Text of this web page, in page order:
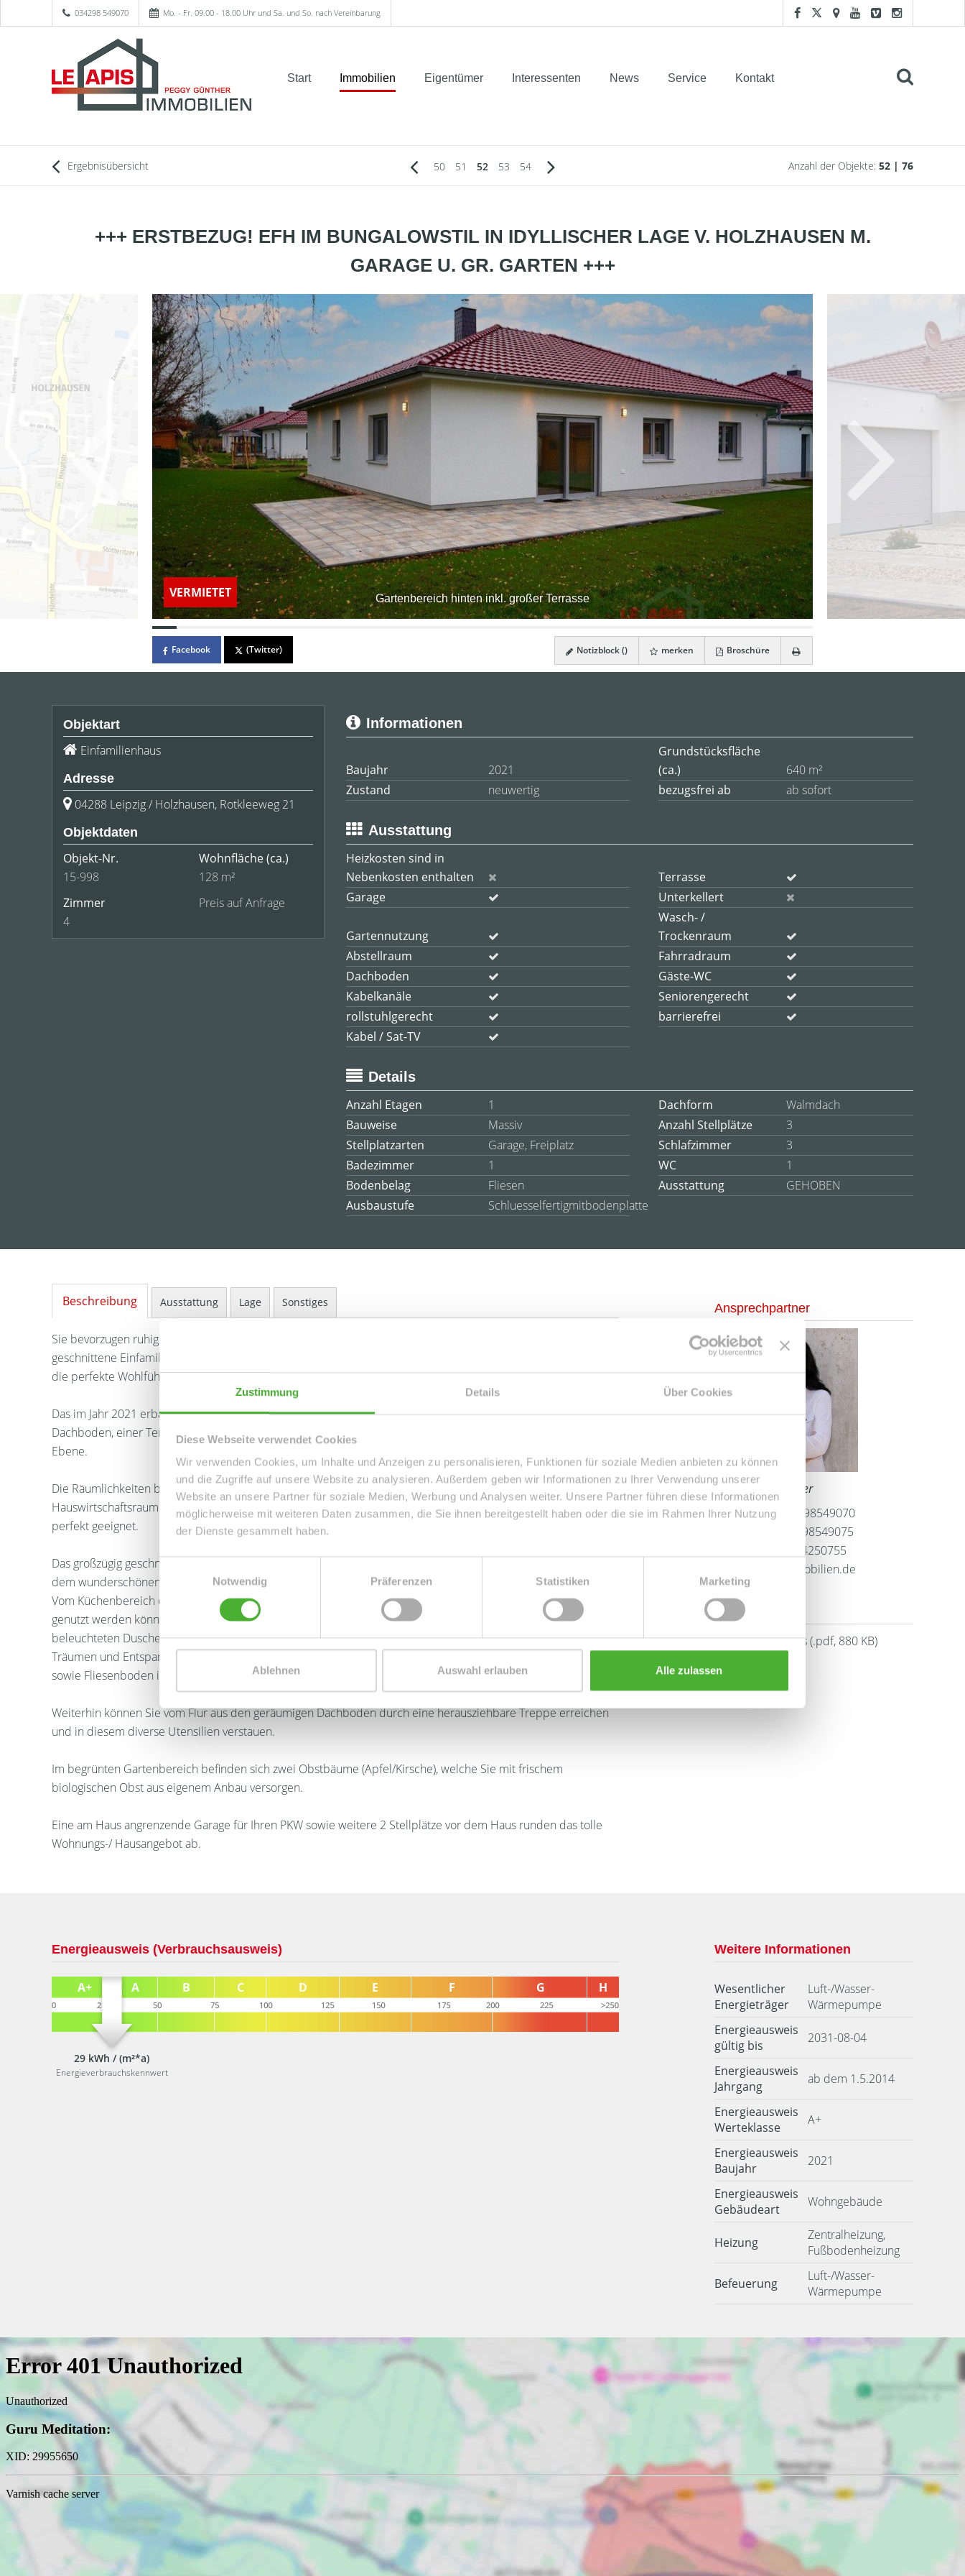
Zustimmung Details Über Cookies
Diese Webseite verwendet Cookies
Wir verwenden Cookies, um Inhalte und Anzeigen zu personalisieren, Funktionen für soziale Medien anbieten zu können
und die Zugriffe auf unsere Website zu analysieren. Außerdem geben wir Informationen zu Ihrer Verwendung unserer
Website an unsere Partner für soziale Medien, Werbung und Analysen weiter. Unsere Partner führen diese Informationen
möglicherweise mit weiteren Daten zusammen, die Sie ihnen bereitgestellt haben oder die sie im Rahmen Ihrer Nutzung
der Dienste gesammelt haben.
Einwilligungsauswahl
Notwendig
Präferenzen Statistiken Marketing
Ablehnen Auswahl erlauben Alle zulassen
034298 549070 Mo. - Fr. 09.00 - 18.00 Uhr und Sa. und So. nach Vereinbarung
Start Immobilien Eigentümer Interessenten News Service Kontakt
Ergebnisübersicht 50 51 52 53 54 Anzahl der Objekte: 52 | 76
+++ ERSTBEZUG! EFH IM BUNGALOWSTIL IN IDYLLISCHER LAGE V. HOLZHAUSEN M.
GARAGE U. GR. GARTEN +++
Gartenbereich hinten inkl. großer Terrasse
VERMIETET
Facebook (Twitter) Notizblock () merken Broschüre
Objektart
Einfamilienhaus
Adresse
04288 Leipzig / Holzhausen, Rotkleeweg 21
Objektdaten
Objekt-Nr.
15-998
Wohnfläche(ca.)
128 m²
Zimmer
4
Preis auf Anfrage
Informationen
Baujahr 2021
Grundstücksfläche
(ca.)
640 m²
Zustand
neuwertig bezugsfrei ab ab sofort
Ausstattung
Heizkosten sind in
Nebenkosten enthalten
Terrasse
Garage
Unterkellert
Gartennutzung
Wasch- /
Trockenraum
Abstellraum
Fahrradraum
Dachboden
Gäste-WC
Kabelkanäle
Seniorengerecht
rollstuhlgerecht
barrierefrei
Kabel / Sat-TV
Details
Anzahl Etagen
1 Dachform
Walmdach
Bauweise
Massiv Anzahl Stellplätze
3
Stellplatzarten
Garage, Freiplatz Schlafzimmer
3
Badezimmer
1 WC
1
Bodenbelag
Fliesen Ausstattung
GEHOBEN
Ausbaustufe
Schluesselfertigmitbodenplatte
Beschreibung Ausstattung Lage Sonstiges
Sie bevorzugen ruhiges und trotzdem stadtnahes Wohnen? Dann ist dieses gemütliche, moderne sowie ideal
geschnittene Einfamilienhaus, gelegen am Ende einer Sackgasse in grüner sowie ruhigen Lage von Holzhausen,
die perfekte Wohlfühloase für Sie.
Das im Jahr 2021 erbaute und idyllisch gelegene Niedrigenergiesparhaus im Bungalowstil inkl. einem ca. 20 m²
Dachboden, einer Terrasse sowie einer angrenzenden Garage, ermöglicht komfortables Wohnen auf einer
Ebene.
Die Räumlichkeiten bestehen aus 4 Zimmern, Tageslichtbad, Gäste-WC mit Fenster, einer offenen Küche, einem
Hauswirtschaftsraum und sind vom Flur aus direkt erreichbar. Das Haus ist für Familien mit bis zu 3 Personen
perfekt geeignet.
Das großzügig geschnittene sowie lichtdurchflutete Wohnzimmer mit offener Küche, Zugang zur Terrasse und
dem wunderschönen begrünten Garten, bietet genügend Platz für die ganze Familie.
Vom Küchenbereich des Wohnzimmers gelangen Sie zur Speisekammer, welche auch als Arbeitszimmer
genutzt werden könnte. Das modern sowie mit extravaganten Details gestaltete Tageslichtbad inkl. einer
beleuchteten Dusche mit Fliesen in Holzoptik, einer Wanne, einem Doppelwaschbecken sowie WC lädt zum
Träumen und Entspannen ein. Das links neben dem Eingangsbereich befindliche Gäste-WC mit Waschtisch
sowie Fliesenboden ist ideal für Ihren Besuch.
Weiterhin können Sie vom Flur aus den geräumigen Dachboden durch eine herausziehbare Treppe erreichen
und in diesem diverse Utensilien verstauen.
Im begrünten Gartenbereich befinden sich zwei Obstbäume (Apfel/Kirsche), welche Sie mit frischem
biologischen Obst aus eigenem Anbau versorgen.
Eine am Haus angrenzende Garage für Ihren PKW sowie weitere 2 Stellplätze vor dem Haus runden das tolle
Wohnungs-/ Hausangebot ab.
Ansprechpartner
Frau Peggy Günther
Telefon: 004934298549070
Telefax: 004934298549075
Mobil: 004915254250755
info@le-apis-immobilien.de
Downloads
Energieausweis (.pdf, 880 KB)
Energieausweis (Verbrauchsausweis)
29 kWh / (m²*a)
Energieverbrauchskennwert
Weitere Informationen
Wesentlicher
Energieträger
Luft-/Wasser-
Wärmepumpe
Energieausweis
gültig bis
2031-08-04
Energieausweis
Jahrgang
ab dem 1.5.2014
Energieausweis
Werteklasse
A+
Energieausweis
Baujahr
2021
Energieausweis
Gebäudeart
Wohngebäude
Heizung
Zentralheizung,
Fußbodenheizung
Befeuerung
Luft-/Wasser-
Wärmepumpe